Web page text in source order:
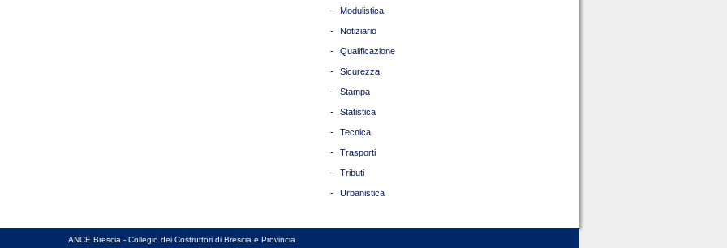
- Modulistica
- Notiziario
- Qualificazione
- Sicurezza
- Stampa
- Statistica
- Tecnica
- Trasporti
- Tributi
- Urbanistica
ANCE Brescia - Collegio dei Costruttori di Brescia e Provincia